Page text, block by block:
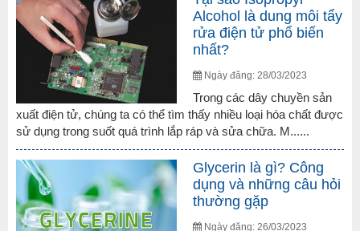
Alcohol là dung môi tẩy
rửa điện tử phổ biến
nhất?
Ngày đăng: 28/03/2023
Trong các dây chuyền sản
xuất điện tử, chúng ta có thể tìm thấy nhiều loại hóa chất được
sử dụng trong suốt quá trình lắp ráp và sửa chữa. M......
Glycerin là gì? Công
dụng và những câu hỏi
thường gặp
Ngày đăng: 26/03/2023